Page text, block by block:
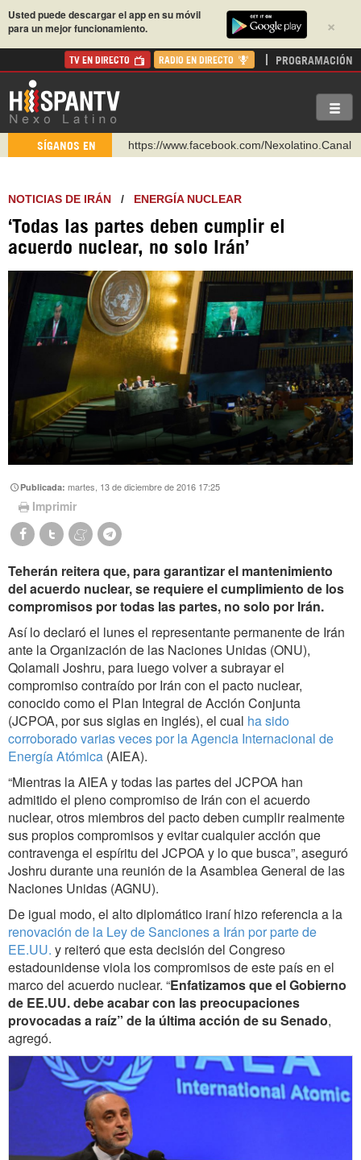
×
Usted puede descargar el app en su móvil
para un mejor funcionamiento.
TV EN DIRECTO RADIO EN DIRECTO PROGRAMACIÓN
SÍGANOS EN
https://www.facebook.com/Nexolatino.Canal
http://twitter.com/nexo_latino
https://t.me/hispantvcanal
https://urmedium.com/c/hispantv
Instagram como: hispan_tv
NOTICIAS DE IRÁN / ENERGÍA NUCLEAR
‘Todas las partes deben cumplir el
acuerdo nuclear, no solo Irán’
Publicada:martes, 13 de diciembre de 2016 17:25
Imprimir
Teherán reitera que, para garantizar el mantenimiento
del acuerdo nuclear, se requiere el cumplimiento de los
compromisos por todas las partes, no solo por Irán.
Así lo declaró el lunes el representante permanente de Irán
ante la Organización de las Naciones Unidas (ONU),
Qolamali Joshru, para luego volver a subrayar el
compromiso contraído por Irán con el pacto nuclear,
conocido como el Plan Integral de Acción Conjunta
(JCPOA, por sus siglas en inglés), el cual ha sido
corroborado varias veces por la Agencia Internacional de
Energía Atómica (AIEA).
“Mientras la AIEA y todas las partes del JCPOA han
admitido el pleno compromiso de Irán con el acuerdo
nuclear, otros miembros del pacto deben cumplir realmente
sus propios compromisos y evitar cualquier acción que
contravenga el espíritu del JCPOA y lo que busca”, aseguró
Joshru durante una reunión de la Asamblea General de las
Naciones Unidas (AGNU).
De igual modo, el alto diplomático iraní hizo referencia a la
renovación de la Ley de Sanciones a Irán por parte de
EE.UU. y reiteró que esta decisión del Congreso
estadounidense viola los compromisos de este país en el
marco del acuerdo nuclear. “Enfatizamos que el Gobierno
de EE.UU. debe acabar con las preocupaciones
provocadas a raíz” de la última acción de su Senado,
agregó.